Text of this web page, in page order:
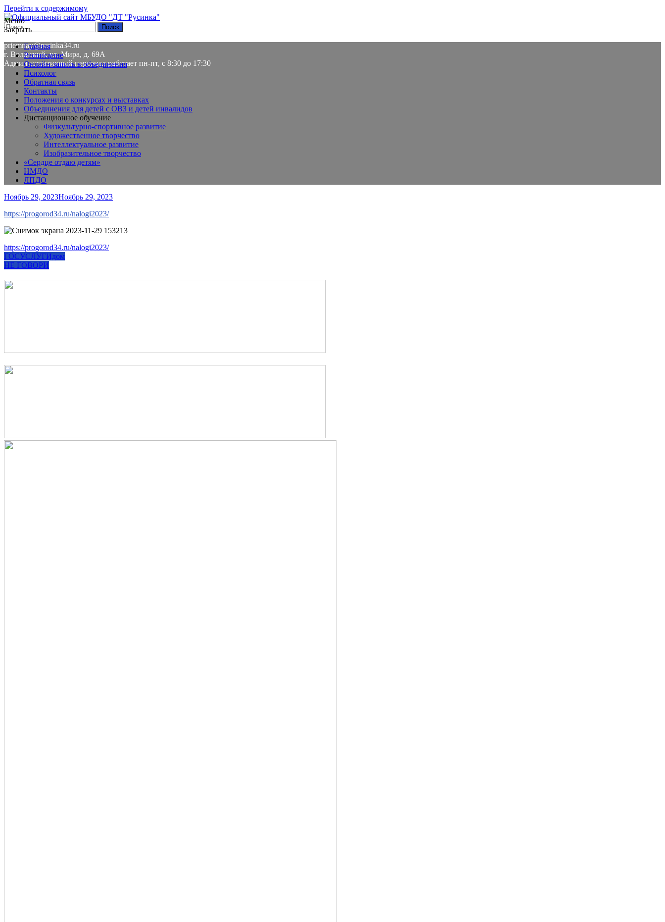
Перейти к содержимому
8(8443) 58-01-84
priemnay@rusinka34.ru
г. Волжский, ул. Мира, д. 69А
Административный персонал работает пн-пт, с 8:30 до 17:30
Меню
Закрыть
Главная
Расписание
Онлайн-запись в объединения
Психолог
Обратная связь
Контакты
Положения о конкурсах и выставках
Объединения для детей с ОВЗ и детей инвалидов
Дистанционное обучение
Физкультурно-спортивное развитие
Художественное творчество
Интеллектуальное развитие
Изобразительное творчество
«Сердце отдаю детям»
НМДО
ЛПДО
Ноябрь 29, 2023Ноябрь 29, 2023
https://progorod34.ru/nalogi2023/
https://progorod34.ru/nalogi2023/
ГОСУСЛУГИдом
НЕ ГОВОРИ